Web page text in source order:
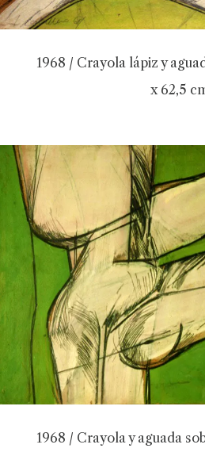
1968 / Crayola lápiz y
x 62,5
1968 / Crayola y aguada